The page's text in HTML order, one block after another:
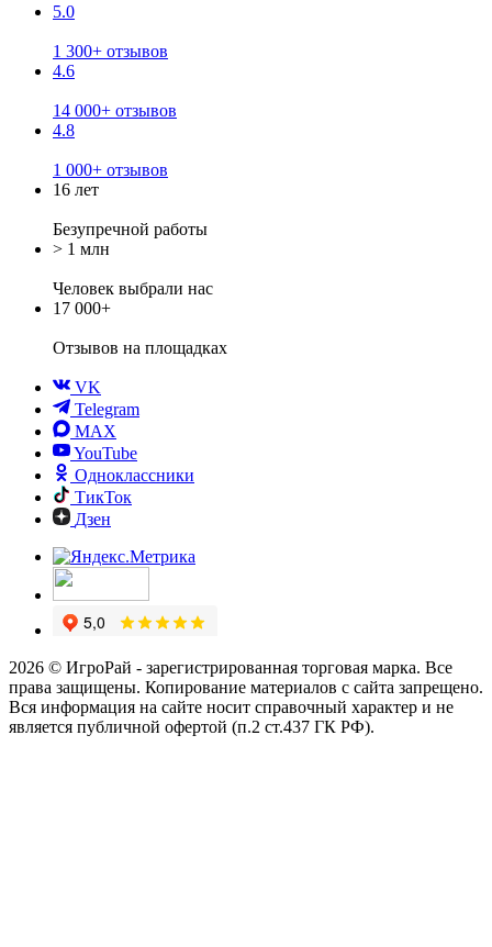
5.0
1 300+ отзывов
4.6
14 000+ отзывов
4.8
1 000+ отзывов
16 лет
Безупречной работы
> 1 млн
Человек выбрали нас
17 000+
Отзывов на площадках
VK
Telegram
MAX
YouTube
Одноклассники
ТикТок
Дзен
2026 © ИгроРай - зарегистрированная торговая марка. Все
права защищены. Копирование материалов с сайта запрещено.
Вся информация на сайте носит справочный характер и не
является публичной офертой (п.2 ст.437 ГК РФ).